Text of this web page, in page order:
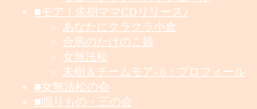
■モア！未樹ママCDリリース♪
あなたにクラクラ小倉
合馬のたけのこ娘
女無法松
未樹＆チームモア- 6：プロフィール
■女無法松の会
■鳴りもの・三の会